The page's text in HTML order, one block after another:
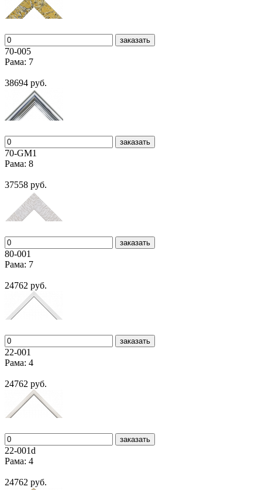
заказать
70-005
Рама: 7
38694 руб.
заказать
70-GM1
Рама: 8
37558 руб.
заказать
80-001
Рама: 7
24762 руб.
заказать
22-001
Рама: 4
24762 руб.
заказать
22-001d
Рама: 4
24762 руб.